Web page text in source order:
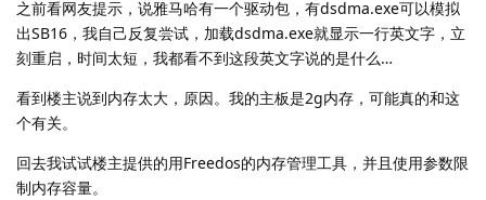
之前看网友提示，说雅马哈有一个驱动包，有dsdma.exe可以模拟
出SB16，我自己反复尝试，加载dsdma.exe就显示一行英文字，立
刻重启，时间太短，我都看不到这段英文字说的是什么…
看到楼主说到内存太大，原因。我的主板是2g内存，可能真的和这
个有关。
回去我试试楼主提供的用Freedos的内存管理工具，并且使用参数限
制内存容量。